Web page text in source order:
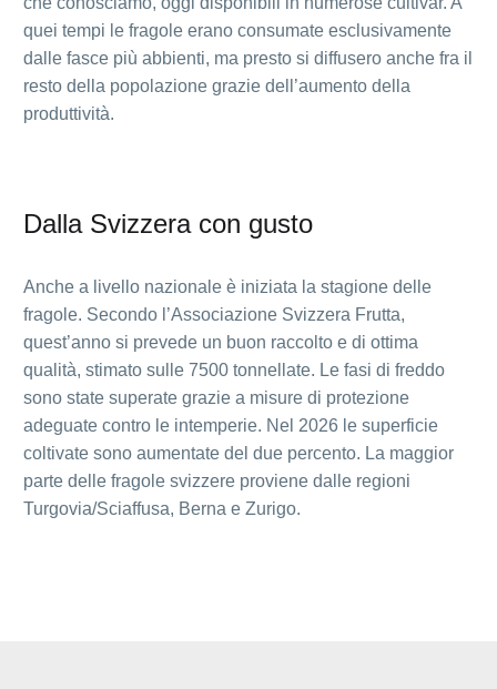
quei tempi le fragole erano consumate esclusivamente
dalle fasce più abbienti, ma presto si diffusero anche fra il
resto della popolazione grazie dell’aumento della
produttività.
Dalla Svizzera con gusto
Anche a livello nazionale è iniziata la stagione delle
fragole. Secondo l’Associazione Svizzera Frutta,
quest’anno si prevede un buon raccolto e di ottima
qualità, stimato sulle 7500 tonnellate. Le fasi di freddo
sono state superate grazie a misure di protezione
adeguate contro le intemperie. Nel 2026 le superficie
coltivate sono aumentate del due percento. La maggior
parte delle fragole svizzere proviene dalle regioni
Turgovia/Sciaffusa, Berna e Zurigo.